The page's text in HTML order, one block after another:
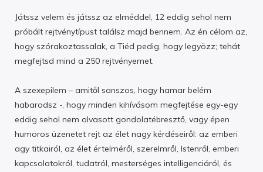
Játssz velem és játssz az elméddel, 12 eddig sehol nem
próbált rejtvénytípust találsz majd bennem. Az én célom az,
hogy szórakoztassalak, a Tiéd pedig, hogy legyözz; tehát
megfejtsd mind a 250 rejtvényemet.
A szexepilem – amitől sanszos, hogy hamar belém
habarodsz -, hogy minden kihívásom megfejtése egy-egy
eddig sehol nem olvasott gondolatébresztő, vagy épen
humoros üzenetet rejt az élet nagy kérdéseiről: az emberi
agy titkairól, az élet értelméről, szerelmről, Istenről, emberi
kapcsolatokról, tudatról, mesterséges intelligenciáról, és